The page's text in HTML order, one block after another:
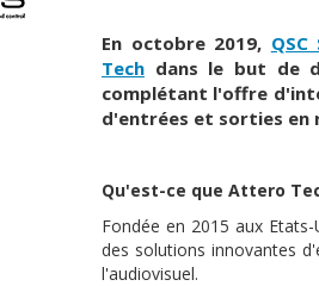
En octobre 2019,
Tech dans le but de
complétant l'offre
d'entrées et sorties en
Qu'est-ce que Attero
Fondée en 2015 aux
des solutions innovantes
l'audiovisuel.